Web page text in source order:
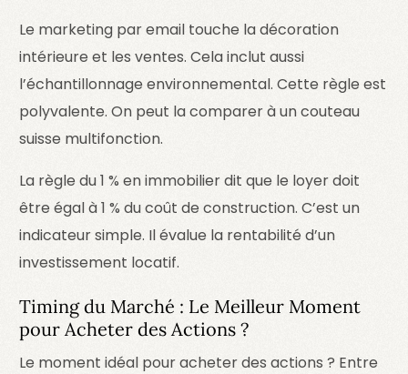
Le marketing par email touche la décoration
intérieure et les ventes. Cela inclut aussi
l’échantillonnage environnemental. Cette règle est
polyvalente. On peut la comparer à un couteau
suisse multifonction.
La règle du 1 % en immobilier dit que le loyer doit
être égal à 1 % du coût de construction. C’est un
indicateur simple. Il évalue la rentabilité d’un
investissement locatif.
Timing du Marché : Le Meilleur Moment
pour Acheter des Actions ?
Le moment idéal pour acheter des actions ? Entre